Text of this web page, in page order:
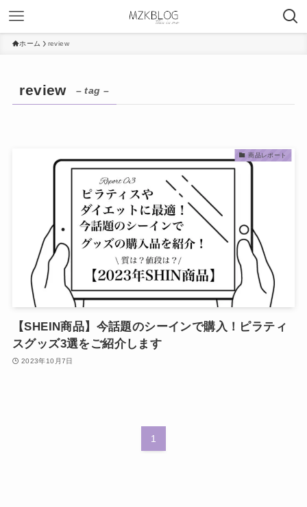
ホーム review
review – tag –
商品レポート
【SHEIN商品】今話題のシーインで購入！ピラティ
スグッズ3選をご紹介します
2023年10月7日
1